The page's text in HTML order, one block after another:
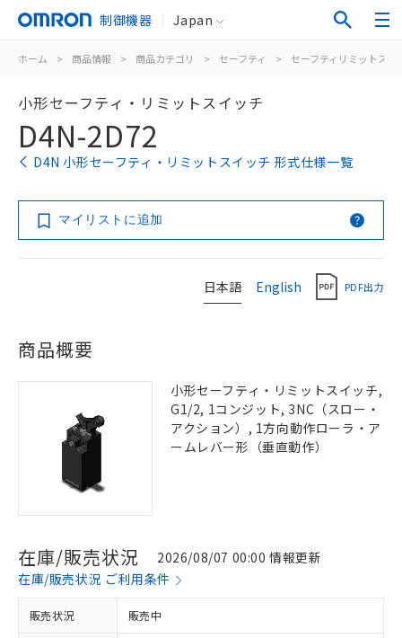
制御機器 Japan
ホーム > 商品情報 > 商品カテゴリ > セーフティ > セーフティリミットスイ
小形セーフティ・リミットスイッチ
D4N-2D72
D4N 小形セーフティ・リミットスイッチ 形式仕様一覧
マイリストに追加
日本語 English PDF出力
商品概要
小形セーフティ・リミットスイッチ,
G1/2, 1コンジット, 3NC（スロー・
アクション）, 1方向動作ローラ・ア
ームレバー形（垂直動作）
在庫/販売状況
2026/08/07 00:00 情報更新
在庫/販売状況 ご利用条件
販売状況 販売中